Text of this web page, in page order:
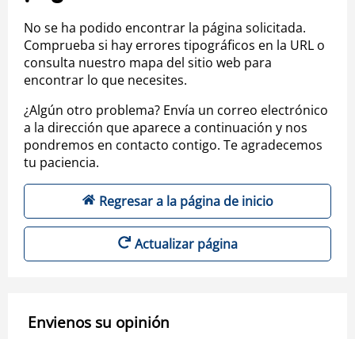
No se ha podido encontrar la página solicitada.
Comprueba si hay errores tipográficos en la URL o
consulta nuestro mapa del sitio web para
encontrar lo que necesites.
¿Algún otro problema? Envía un correo electrónico
a la dirección que aparece a continuación y nos
pondremos en contacto contigo. Te agradecemos
tu paciencia.
Regresar a la página de inicio
Actualizar página
Envienos su opinión